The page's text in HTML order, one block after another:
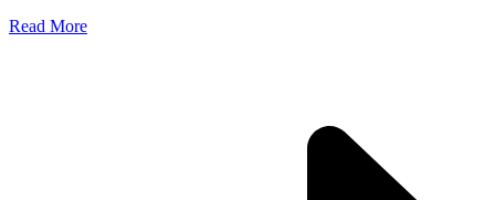
Read More